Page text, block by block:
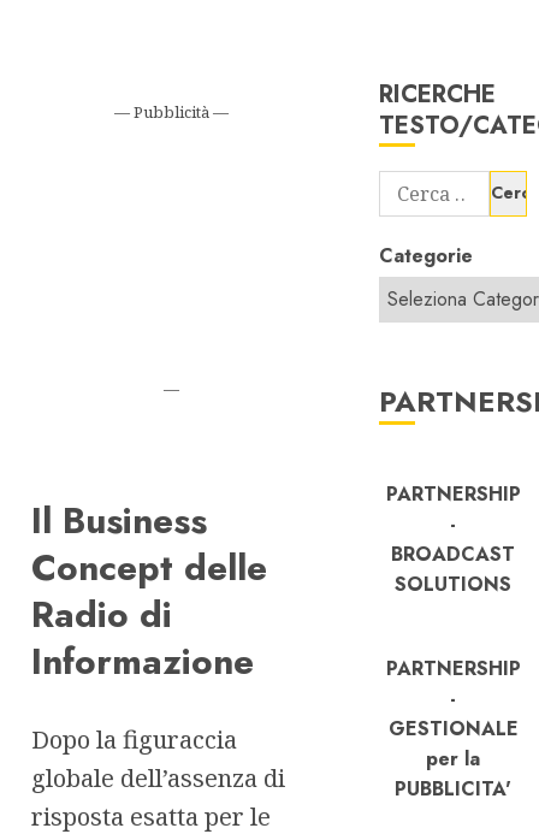
— Pubblicità —
—
Il Business
Concept delle
Radio di
Informazione
Dopo la figuraccia
globale dell’assenza di
risposta esatta per le
RICERCHE
TESTO/
Ricerca
per:
Categorie
PARTNERSHIP
-
BROADCAST
SOLUTIONS
PARTNERSHIP
-
GESTIONALE
per la
PUBBLICITA'